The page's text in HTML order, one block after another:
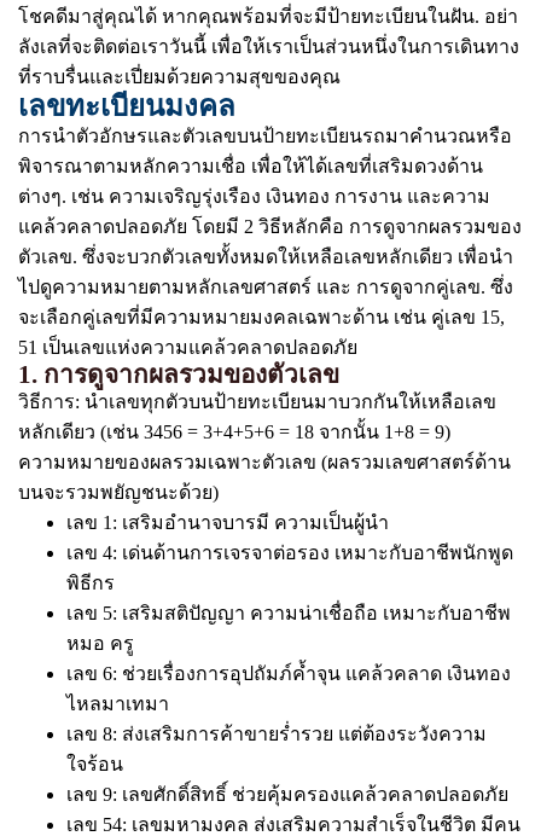
โชคดีมาสู่คุณได้ หากคุณพร้อมที่จะมีป้ายทะเบียนในฝัน. อย่า
ลังเลที่จะติดต่อเราวันนี้ เพื่อให้เราเป็นส่วนหนึ่งในการเดินทาง
ที่ราบรื่นและเปี่ยมด้วยความสุขของคุณ
เลขทะเบียนมงคล
การนำตัวอักษรและตัวเลขบนป้ายทะเบียนรถมาคำนวณหรือ
พิจารณาตามหลักความเชื่อ เพื่อให้ได้เลขที่เสริมดวงด้าน
ต่างๆ. เช่น ความเจริญรุ่งเรือง เงินทอง การงาน และความ
แคล้วคลาดปลอดภัย โดยมี 2 วิธีหลักคือ การดูจากผลรวมของ
ตัวเลข. ซึ่งจะบวกตัวเลขทั้งหมดให้เหลือเลขหลักเดียว เพื่อนำ
ไปดูความหมายตามหลักเลขศาสตร์ และ การดูจากคู่เลข. ซึ่ง
จะเลือกคู่เลขที่มีความหมายมงคลเฉพาะด้าน เช่น คู่เลข 15,
51 เป็นเลขแห่งความแคล้วคลาดปลอดภัย
1. การดูจากผลรวมของตัวเลข
วิธีการ: นำเลขทุกตัวบนป้ายทะเบียนมาบวกกันให้เหลือเลข
หลักเดียว (เช่น 3456 = 3+4+5+6 = 18 จากนั้น 1+8 = 9)
ความหมายของผลรวมเฉพาะตัวเลข (ผลรวมเลขศาสตร์ด้าน
บนจะรวมพยัญชนะด้วย)
เลข 1: เสริมอำนาจบารมี ความเป็นผู้นำ
เลข 4: เด่นด้านการเจรจาต่อรอง เหมาะกับอาชีพนักพูด
พิธีกร
เลข 5: เสริมสติปัญญา ความน่าเชื่อถือ เหมาะกับอาชีพ
หมอ ครู
เลข 6: ช่วยเรื่องการอุปถัมภ์ค้ำจุน แคล้วคลาด เงินทอง
ไหลมาเทมา
เลข 8: ส่งเสริมการค้าขายร่ำรวย แต่ต้องระวังความ
ใจร้อน
เลข 9: เลขศักดิ์สิทธิ์ ช่วยคุ้มครองแคล้วคลาดปลอดภัย
เลข 54: เลขมหามงคล ส่งเสริมความสำเร็จในชีวิต มีคน